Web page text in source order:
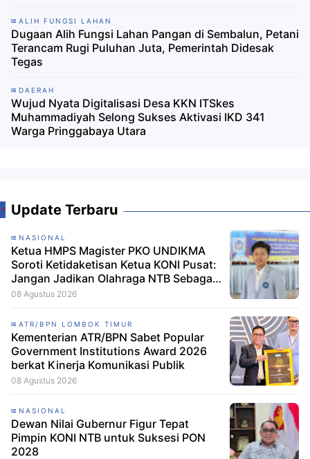
ALIH FUNGSI LAHAN
Dugaan Alih Fungsi Lahan Pangan di Sembalun, Petani
Terancam Rugi Puluhan Juta, Pemerintah Didesak
Tegas
DAERAH
Wujud Nyata Digitalisasi Desa KKN ITSkes
Muhammadiyah Selong Sukses Aktivasi IKD 341
Warga Pringgabaya Utara
Update Terbaru
NASIONAL
Ketua HMPS Magister PKO UNDIKMA
Soroti Ketidaketisan Ketua KONI Pusat:
Jangan Jadikan Olahraga NTB Sebagai
Arena Kepentingan Sesaat
08 Agustus 2026
ATR/BPN LOMBOK TIMUR
Kementerian ATR/BPN Sabet Popular
Government Institutions Award 2026
berkat Kinerja Komunikasi Publik
08 Agustus 2026
NASIONAL
Dewan Nilai Gubernur Figur Tepat
Pimpin KONI NTB untuk Suksesi PON
2028